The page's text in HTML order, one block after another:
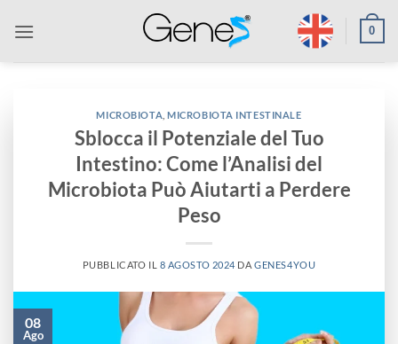
0
MICROBIOTA ,MICROBIOTA INTESTINALE
Sblocca il Potenziale del Tuo
Intestino: Come l’Analisi del
Microbiota Può Aiutarti a Perdere
Peso
PUBBLICATO IL 8 AGOSTO 2024 DAGENES4YOU
08
Ago